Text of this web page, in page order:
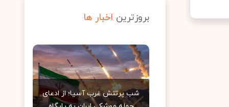
بروزترین اخبار ها
شب پرتنش غرب آسیا؛ از ادعای